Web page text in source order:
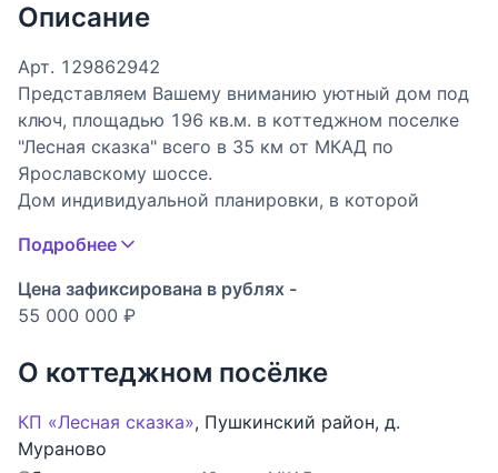
Описание
Арт. 129862942
Представляем Вашему вниманию уютный дом под
ключ, площадью 196 кв.м. в коттеджном поселке
"Лесная сказка" всего в 35 км от МКАД по
Ярославскому шоссе.
Дом индивидуальной планировки, в которой
пространство: в доме много террас и балконов
для отдыха, удобная планировка: гостевая спальня
и санузел на первом этаже и личные комнаты со
большой гараж позволит расположить два
автомобиля и садовую технику.
Дом построен в 2014 году из качественных
строительных материалов по индивидуальному
проекту: монолитный фундамент, межэтажные
Подробнее
Цена зафиксирована в рублях -
55 000 000 ₽
О коттеджном посёлке
КП «Лесная сказка», Пушкинский район, д.
Мураново